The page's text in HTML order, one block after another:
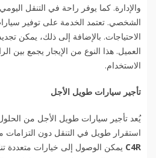
والإدارة. كما يوفر راحة في التنقل
الشخصي. تعتمد الخدمة على توفير
الاحتياجات. بالإضافة إلى ذلك، يمكن
العميل. هذا النوع من الإيجار يجمع بين
الاستخدام.
تأجير سيارات طويل الأجل
يُعد تأجير سيارات طويل الأجل من
استقرار طويل في التنقل دون التزامات
C4R يمكن الوصول إلى خيارات متعددة